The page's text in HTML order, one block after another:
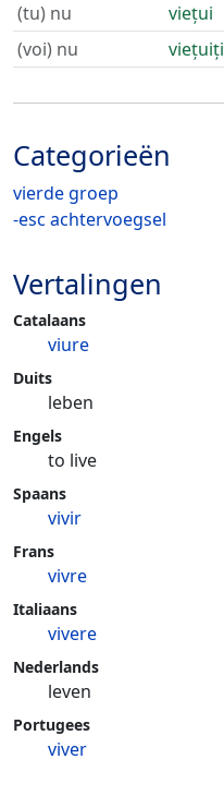
(tu) nu
viețui
(voi) nu
viețuiți
Categorieën
vierde groep
-esc achtervoegsel
Vertalingen
Catalaans
viure
Duits
leben
Engels
to live
Spaans
vivir
Frans
vivre
Italiaans
vivere
Nederlands
leven
Portugees
viver